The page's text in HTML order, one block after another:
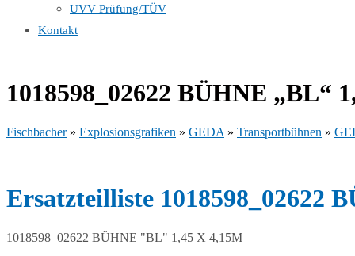
UVV Prüfung/TÜV
Kontakt
1018598_02622 BÜHNE „BL“
Fischbacher» Explosionsgrafiken » GEDA » Transportbühnen »
Ersatzteilliste 1018598_02622
1018598_02622 BÜHNE "BL" 1,45 X 4,15M